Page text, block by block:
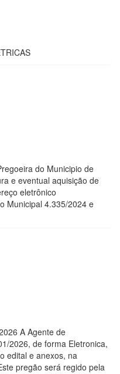
do Municipio de
e eventual aquisição de
eletrônico
Municipal 4.335/2024 e
A Agente de
2026, de forma Eletronica,
edital e anexos, na
pregão será regido pela